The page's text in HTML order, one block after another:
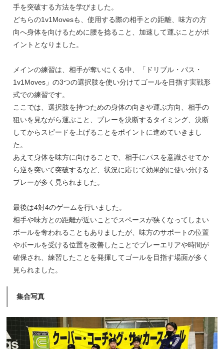
手を突破する方法を学びました。
どちらの1v1Movesも、使用する際の相手との距離、味方の方
向へ身体を向けるために腰を捻ること、加速して運ぶことがポ
イントとなりました。
メインの練習は、相手が奪いにくる中、「ドリブル・パス・
1v1Moves」の3つの選択肢を使い分けてゴールを目指す実戦形
式での練習です。
ここでは、選択肢を持つための身体の向きや運ぶ方向、相手の
狙いを見ながら運ぶこと、プレーを決断するタイミング、決断
してからスピードを上げることをポイントに進めていきまし
た。
あえて身体を味方に向けることで、相手にパスを意識させてか
ら逆を突いて突破するなど、状況に応じて効果的に使い分ける
プレーが多く見られました。
最後は4対4のゲームを行いました。
相手や味方との距離が近いことでスペースが狭くなってしまい
ボールを奪われることもありましたが、味方のサポートの位置
やボールを受ける位置を改善したことでプレーエリアや時間が
確保され、練習したことを発揮してゴールを目指す場面が多く
見られました。
集合写真